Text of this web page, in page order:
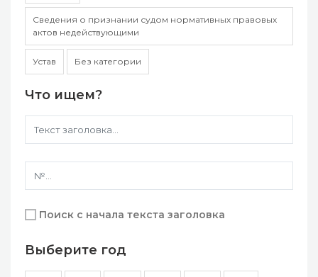
Сведения о признании судом нормативных правовых
актов недействующими
Устав Без категории
Что ищем?
Поиск с начала текста заголовка
Выберите год